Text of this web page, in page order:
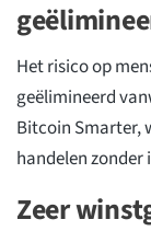
Het risico op
geëlimineerd
Bitcoin Smarter,
handelen zonder
Zeer